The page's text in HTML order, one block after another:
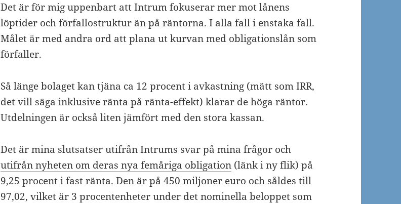
Det är för mig uppenbart att Intrum fokuserar mer mot lånens
löptider och förfallostruktur än på räntorna. I alla fall i enstaka fall.
Målet är med andra ord att plana ut kurvan med obligationslån som
förfaller.
Så länge bolaget kan tjäna ca 12 procent i avkastning (mätt som IRR,
det vill säga inklusive ränta på ränta-effekt) klarar de höga räntor.
Utdelningen är också liten jämfört med den stora kassan.
Det är mina slutsatser utifrån Intrums svar på mina frågor och
utifrån nyheten om deras nya femåriga obligation (länk i ny flik) på
9,25 procent i fast ränta. Den är på 450 miljoner euro och såldes till
97,02, vilket är 3 procentenheter under det nominella beloppet som